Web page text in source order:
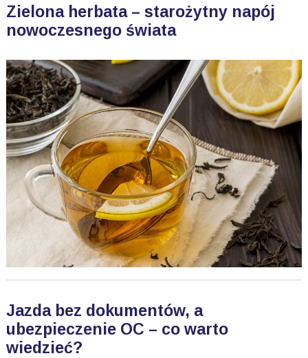
Zielona herbata – starożytny napój
nowoczesnego świata
Jazda bez dokumentów, a
ubezpieczenie OC – co warto
wiedzieć?